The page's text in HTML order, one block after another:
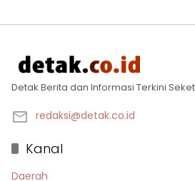
Detak Berita dan Informasi Terkini
redaksi@detak.co.id
Kanal
Daerah